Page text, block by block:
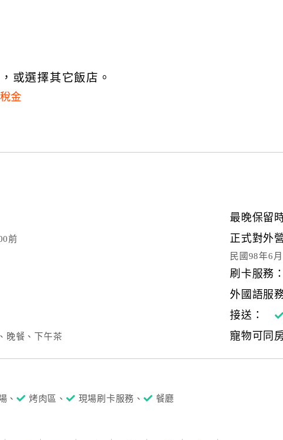
、健康為導向，
燦爛，夏季的蟬鳴繞鳳凰，
的花朵，在四季輪番上陣，爭奇鬥豔！
處梅與水的私密空間，等您 沐浴幽香。
或選擇其它飯店。
金
最晚保留
前 正式對外
民國98年6月
刷卡服務：
外國語服
接送：
晚餐、下午茶 寵物可同
、 烤肉區、 現場刷卡服務、 餐廳